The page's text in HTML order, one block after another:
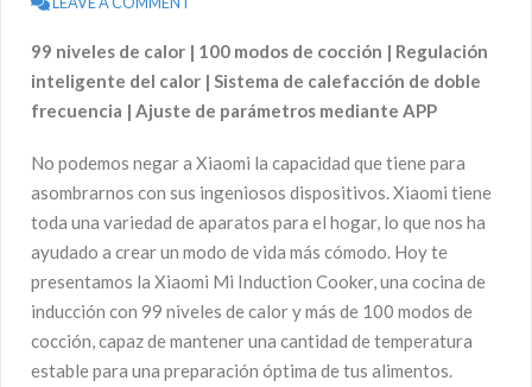
99 niveles de calor | 100 modos de cocción | Regulación
inteligente del calor | Sistema de calefacción de doble
frecuencia | Ajuste de parámetros mediante APP
No podemos negar a Xiaomi la capacidad que tiene para
asombrarnos con sus ingeniosos dispositivos. Xiaomi tiene
toda una variedad de aparatos para el hogar, lo que nos ha
ayudado a crear un modo de vida más cómodo. Hoy te
presentamos la Xiaomi Mi Induction Cooker, una cocina de
inducción con 99 niveles de calor y más de 100 modos de
cocción, capaz de mantener una cantidad de temperatura
estable para una preparación óptima de tus alimentos.